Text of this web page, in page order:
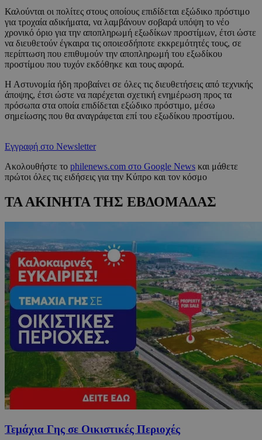
Καλούνται οι πολίτες στους οποίους επιδίδεται εξώδικο πρόστιμο
για τροχαία αδικήματα, να λαμβάνουν σοβαρά υπόψη το νέο
χρονικό όριο για την αποπληρωμή εξωδίκων προστίμων, έτσι ώστε
να διευθετούν έγκαιρα τις οποιεσδήποτε εκκρεμότητές τους, σε
περίπτωση που επιθυμούν την αποπληρωμή του εξωδίκου
προστίμου που τυχόν εκδόθηκε και τους αφορά.
Η Αστυνομία ήδη προβαίνει σε όλες τις διευθετήσεις από τεχνικής
άποψης, έτσι ώστε να παρέχεται σχετική ενημέρωση προς τα
πρόσωπα στα οποία επιδίδεται εξώδικο πρόστιμο, μέσω
σημείωσης που θα αναγράφεται επί του εξωδίκου προστίμου.
Εγγραφή στο Newsletter
Ακολουθήστε το philenews.com στο Google News και μάθετε
πρώτοι όλες τις ειδήσεις για την Κύπρο και τον κόσμο
ΤΑ ΑΚΙΝΗΤΑ ΤΗΣ ΕΒΔΟΜΑΔΑΣ
Τεμάχια Γης σε Οικιστικές Περιοχές